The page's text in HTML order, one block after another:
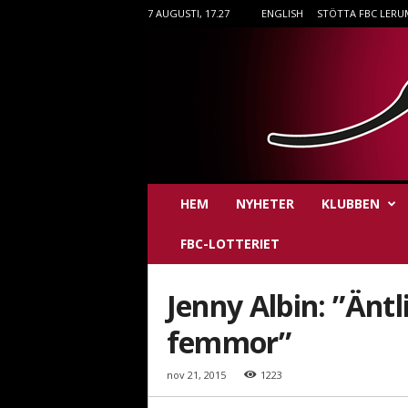
7 AUGUSTI, 17.27 ENGLISH STÖTTA FBC
F
e
e
HEM NYHETER KLUBBEN
FBC-LOTTERIET
Jenny Albin:
femmor”
nov 21, 2015 1223